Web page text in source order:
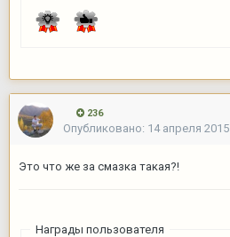
236
Опубликовано: 14 апреля 2015
Это что же за смазка такая?!
Награды пользователя